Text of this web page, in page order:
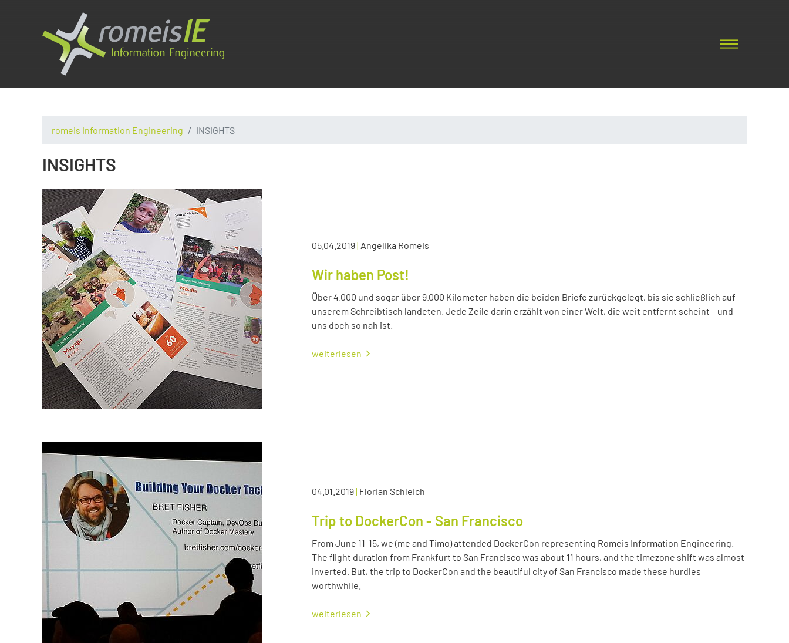
romeis Information Engineering INSIGHTS
INSIGHTS
05.04.2019| Angelika Romeis
Wir haben Post!
Über 4.000 und sogar über 9.000 Kilometer haben die beiden Briefe zurückgelegt, bis sie schließlich auf
unserem Schreibtisch landeten. Jede Zeile darin erzählt von einer Welt, die weit entfernt scheint – und
uns doch so nah ist.
weiterlesen
04.01.2019| Florian Schleich
Trip to DockerCon - San Francisco
From June 11-15, we (me and Timo) attended DockerCon representing Romeis Information Engineering.
The flight duration from Frankfurt to San Francisco was about 11 hours, and the timezone shift was almost
inverted. But, the trip to DockerCon and the beautiful city of San Francisco made these hurdles
worthwhile.
weiterlesen